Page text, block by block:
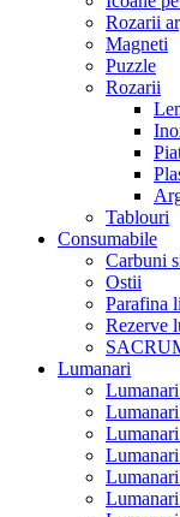
Rozarii
Magneti
Puzzle
Rozarii
Tablouri
Consumabile
Carbuni
Ostii
Parafina
Rezerve
Lumanari